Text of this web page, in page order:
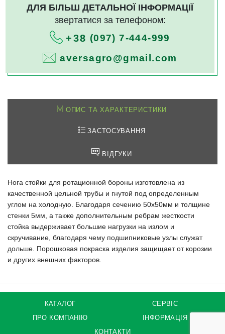
ДЛЯ БІЛЬШ ДЕТАЛЬНОЇ ІНФОРМАЦІЇ
звертатися за телефоном:
+38 (097) 7-444-999
aversagro@gmail.com
ОПИС ТА ХАРАКТЕРИСТИКИ
ЗАСТОСУВАННЯ
ВІДГУКИ
Нога стойки для ротационной бороны изготовлена из
качественной цельной трубы и гнутой под определенным
углом на холодную. Благодаря сечению 50х50мм и толщине
стенки 5мм, а также дополнительным ребрам жесткости
стойка выдерживает большие нагрузки на излом и
скручивание, благодаря чему подшипниковые узлы служат
дольше. Порошковая покраска изделия защищает от корозии
и других внешних факторов.
КАТАЛОГ
СЕРВІС
ПРО КОМПАНІЮ
ІНФОРМАЦІЯ
КОНТАКТИ